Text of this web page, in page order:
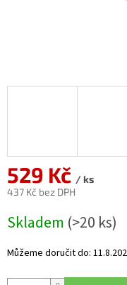
529 Kč / ks
437 Kč bez DPH
cena:
Skladem (>20 ks)
Můžeme doručit do: